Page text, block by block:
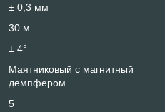
± 0,3 мм
30 м
± 4°
Маятниковый с магнитный
демпфером
5